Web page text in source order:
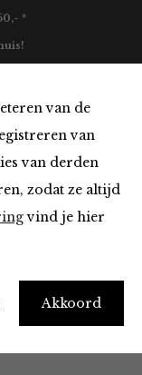
van de
van
van derden
zodat ze altijd
vind je hier
Akkoord
*
Haves